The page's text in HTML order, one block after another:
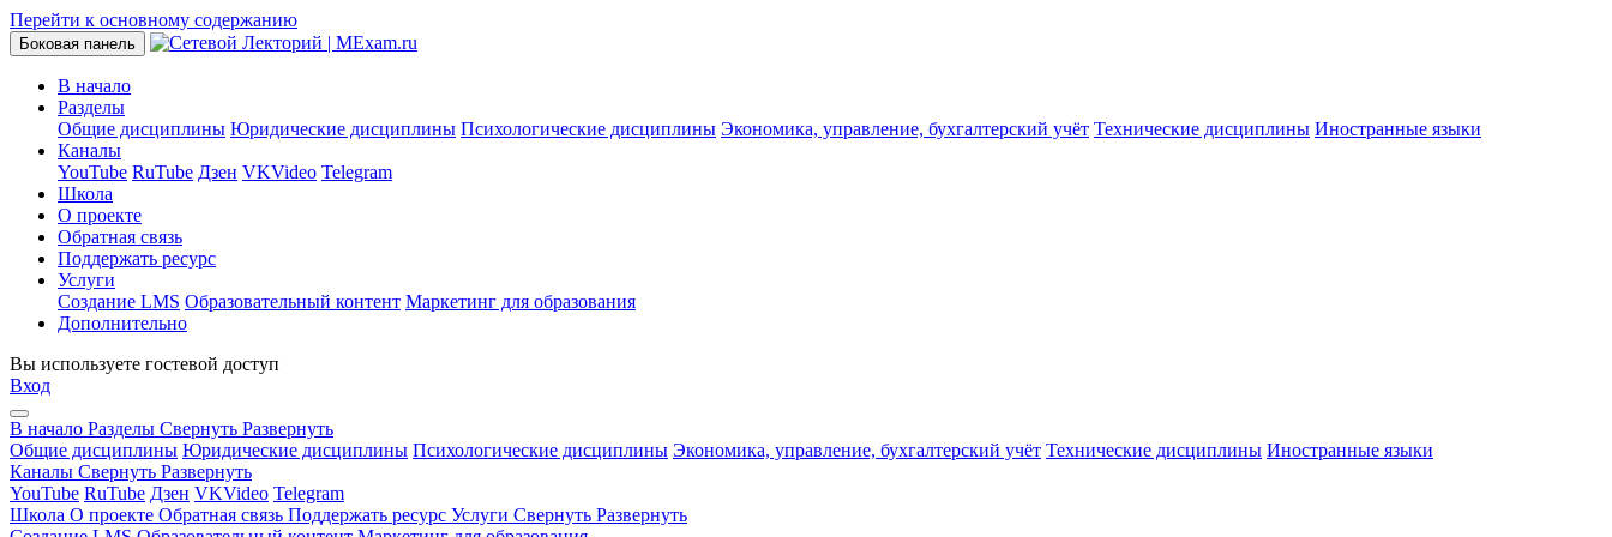
Перейти к основному содержанию
Боковая панель
В начало
Разделы
Общие дисциплины Юридические дисциплины Психологические дисциплины Экономика, управление, бухгалтерский учёт Технические дисциплины Иностранные языки
Каналы
YouTube RuTube Дзен VKVideo Telegram
Школа
О проекте
Обратная связь
Поддержать ресурс
Услуги
Создание LMS Образовательный контент Маркетинг для образования
Дополнительно
Вы используете гостевой доступ
Вход
В начало Разделы Свернуть Развернуть
Общие дисциплины Юридические дисциплины Психологические дисциплины Экономика, управление, бухгалтерский учёт Технические дисциплины Иностранные языки
Каналы Свернуть Развернуть
YouTube RuTube Дзен VKVideo Telegram
Школа О проекте Обратная связь Поддержать ресурс Услуги Свернуть Развернуть